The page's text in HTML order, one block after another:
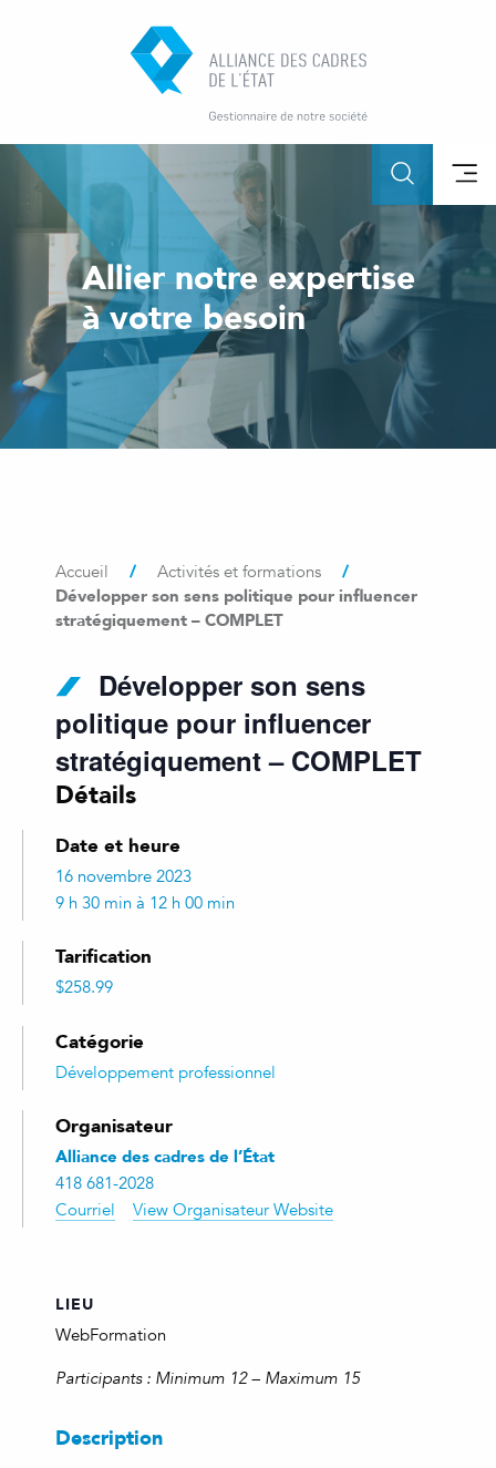
Allier notre expertise
à votre besoin
Accueil / Activités et formations
/
Développer son sens politique pour influencer
stratégiquement – COMPLET
Développer son sens
politique pour influencer
stratégiquement – COMPLET
Détails
Date et heure
16 novembre 2023
9 h 30 min à 12 h 00 min
Tarification
$258.99
Catégorie
Développement professionnel
Organisateur
Alliance des cadres de l’État
418 681-2028
Courriel
View Organisateur Website
LIEU
WebFormation
Participants : Minimum 12 – Maximum 15
Description